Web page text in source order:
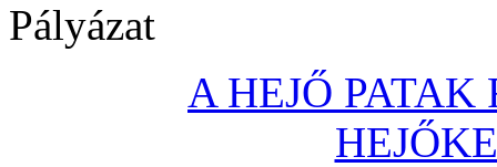
Pályázat
A HEJŐ